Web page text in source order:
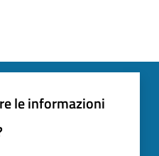
le informazioni